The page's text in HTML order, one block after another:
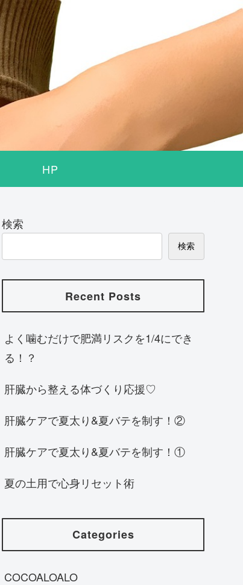
HP
検索
検索
Recent Posts
よく噛むだけで肥満リスクを1/4にでき
る！？
肝臓から整える体づくり応援♡
肝臓ケアで夏太り&夏バテを制す！②
肝臓ケアで夏太り&夏バテを制す！①
夏の土用で心身リセット術
Categories
COCOALOALO